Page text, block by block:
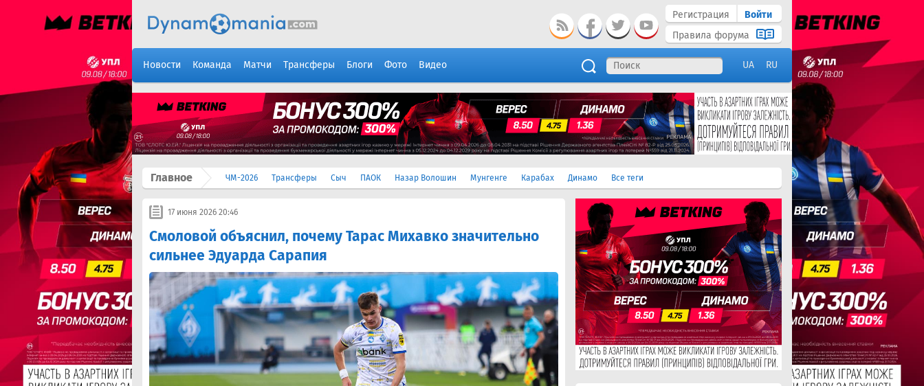
Регистрация
Войти
Правила форума
Новости Команда Матчи Трансферы Блоги Фото Видео UA RU
Главное ЧМ-2026 Трансферы Сыч ПАОК Назар Волошин Мунгенге Карабах Динамо Все теги
17 июня 2026 20:46
Смоловой объяснил, почему Тарас Михавко значительно
сильнее Эдуарда Сарапия